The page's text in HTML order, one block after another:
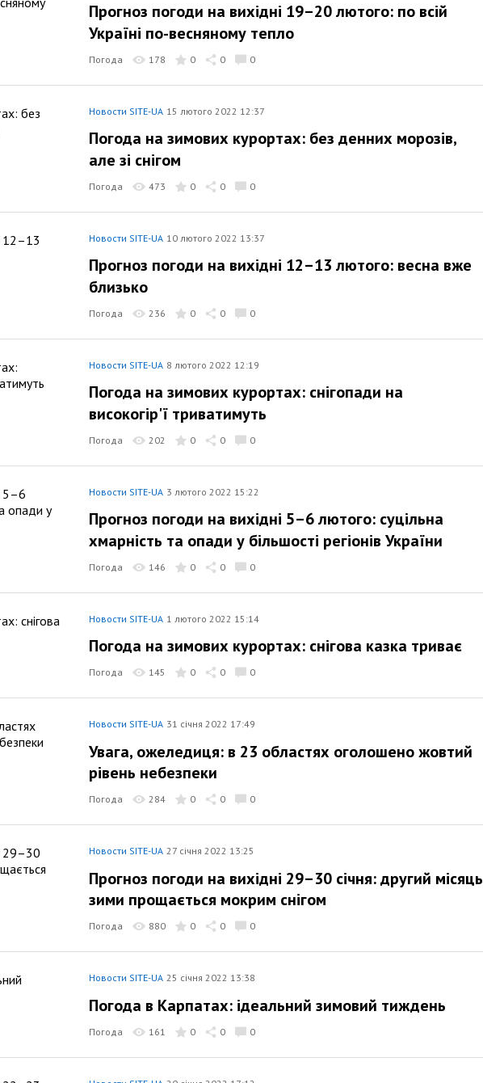
Прогноз погоди на вихідні 19–20 лютого: по всій
Україні по-весняному тепло
Погода 178 0 0 0
Новости SITE-UA 15 лютого 2022 12:37
Погода на зимових курортах: без денних морозів,
але зі снігом
Погода 473 0 0 0
Новости SITE-UA 10 лютого 2022 13:37
Прогноз погоди на вихідні 12–13 лютого: весна вже
близько
Погода 236 0 0 0
Новости SITE-UA 8 лютого 2022 12:19
Погода на зимових курортах: снігопади на
високогір'ї триватимуть
Погода 202 0 0 0
Новости SITE-UA 3 лютого 2022 15:22
Прогноз погоди на вихідні 5–6 лютого: суцільна
хмарність та опади у більшості регіонів України
Погода 146 0 0 0
Новости SITE-UA 1 лютого 2022 15:14
Погода на зимових курортах: снігова казка триває
Погода 145 0 0 0
Новости SITE-UA 31 січня 2022 17:49
Увага, ожеледиця: в 23 областях оголошено жовтий
рівень небезпеки
Погода 284 0 0 0
Новости SITE-UA 27 січня 2022 13:25
Прогноз погоди на вихідні 29–30 січня: другий місяць
зими прощається мокрим снігом
Погода 880 0 0 0
Новости SITE-UA 25 січня 2022 13:38
Погода в Карпатах: ідеальний зимовий тиждень
Погода 161 0 0 0